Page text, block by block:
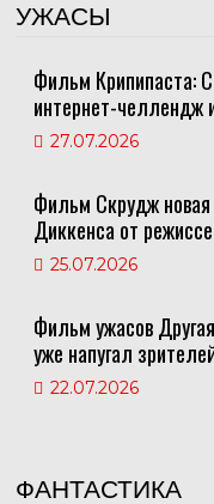
УЖАСЫ
Фильм
интернет-челлендж
27.07.2026
Фильм Скрудж новая
Диккенса от
25.07.2026
Фильм ужасов
уже напугал
22.07.2026
ФАНТАСТИКА